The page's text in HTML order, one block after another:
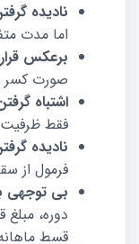
نادیده
اما مدت
برعکس
صورت کسر
اشتباه
فقط ظرفیت
نادیده
فرمول از
بی توجهی
دوره،
قسط